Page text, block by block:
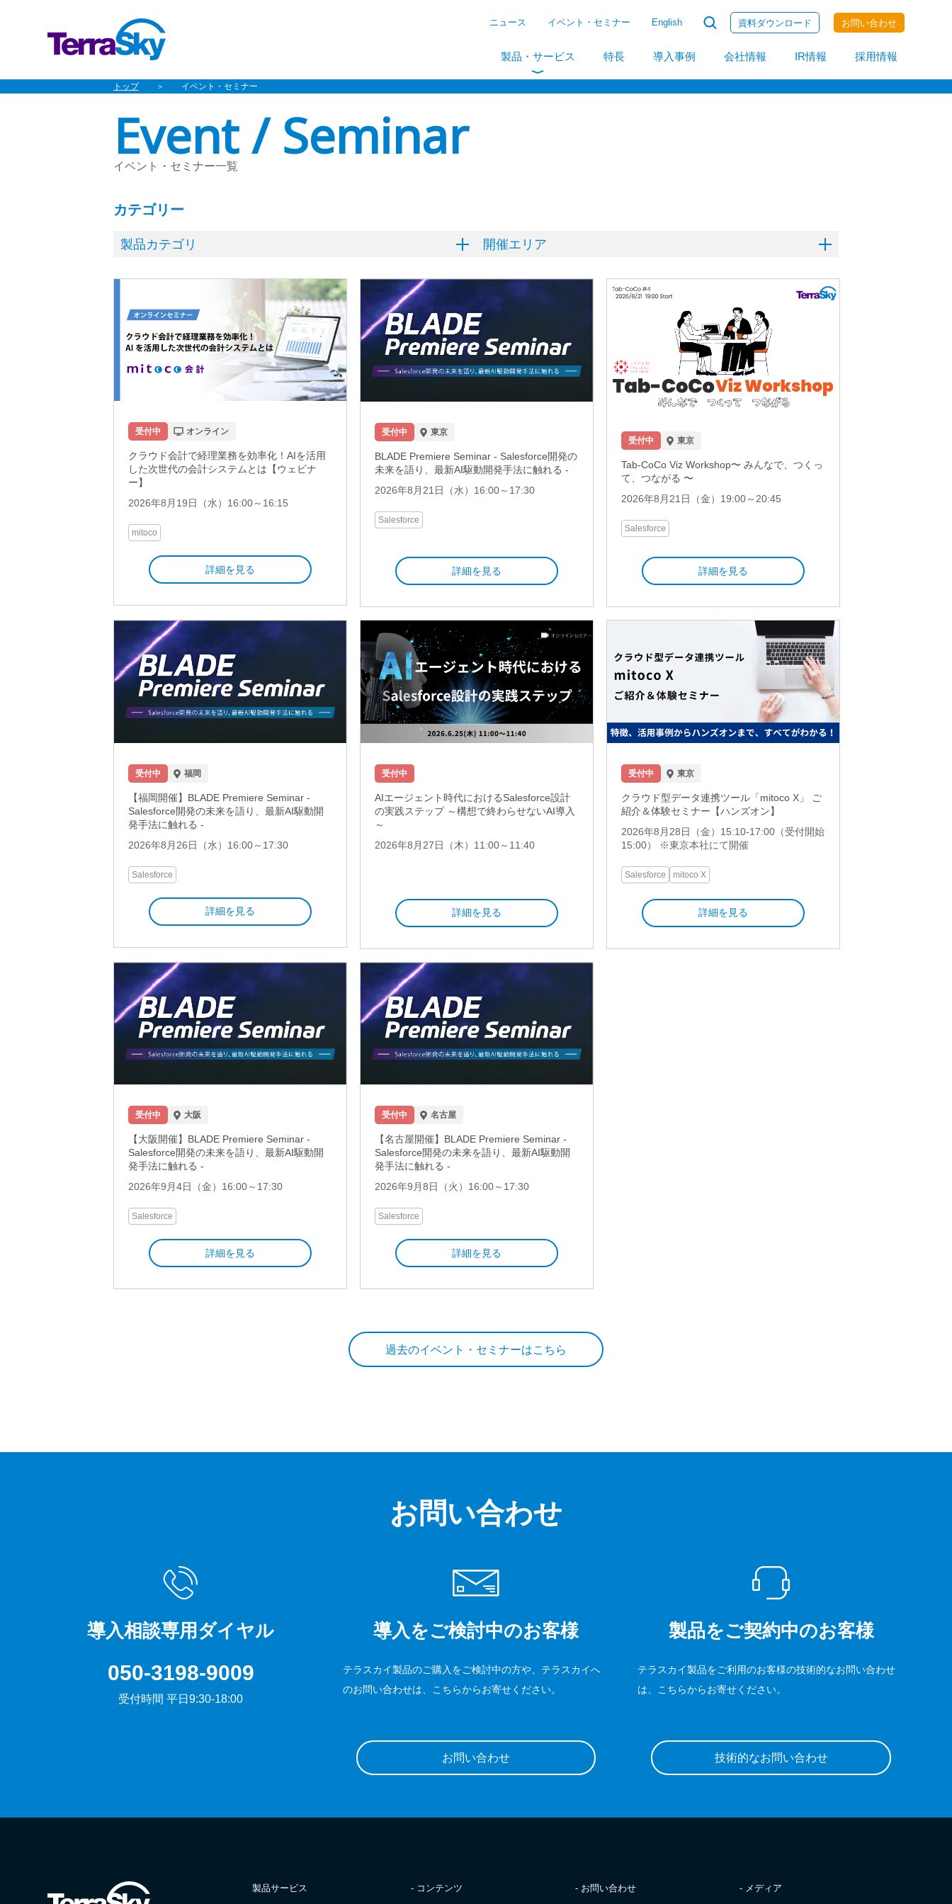
ニュース イベント・セミナー English 資料ダウンロード お問い合わせ
製品・サービス 特長 導入事例 会社情報 IR情報 採用情報
invoiceAgent
トップ イベント・セミナー
Event / Seminar
イベント・セミナー一覧
カテゴリー
製品カテゴリ 開催エリア
内製化支援ソリューション Flosum mitoco Salesforce SkyVisualEditor mitoco X
コンタクトセンター
福岡 ハイブリッド
受付中 オンライン
クラウド会計で経理業務を効率化！AIを活用
した次世代の会計システムとは【ウェビナ
ー】
2026年8月19日（水）16:00～16:15
mitoco
詳細を見る
受付中 東京
BLADE Premiere Seminar - Salesforce開発の
未来を語り、最新AI駆動開発手法に触れる -
2026年8月21日（水）16:00～17:30
Salesforce
詳細を見る
受付中 東京
Tab-CoCo Viz Workshop〜 みんなで、つくっ
て、つながる 〜
2026年8月21日（金）19:00～20:45
Salesforce
詳細を見る
受付中 福岡
【福岡開催】BLADE Premiere Seminar -
Salesforce開発の未来を語り、最新AI駆動開
発手法に触れる -
2026年8月26日（水）16:00～17:30
Salesforce
詳細を見る
受付中
AIエージェント時代におけるSalesforce設計
の実践ステップ ～構想で終わらせないAI導入
～
2026年8月27日（木）11:00～11:40
詳細を見る
受付中 東京
クラウド型データ連携ツール「mitoco X」 ご
紹介＆体験セミナー【ハンズオン】
2026年8月28日（金）15:10-17:00（受付開始
15:00） ※東京本社にて開催
Salesforce mitoco X
詳細を見る
受付中 大阪
【大阪開催】BLADE Premiere Seminar -
Salesforce開発の未来を語り、最新AI駆動開
発手法に触れる -
2026年9月4日（金）16:00～17:30
Salesforce
詳細を見る
受付中 名古屋
【名古屋開催】BLADE Premiere Seminar -
Salesforce開発の未来を語り、最新AI駆動開
発手法に触れる -
2026年9月8日（火）16:00～17:30
Salesforce
詳細を見る
過去のイベント・セミナーはこちら
お問い合わせ
導入相談専用ダイヤル
050-3198-9009
受付時間 平日9:30-18:00
導入をご検討中のお客様
テラスカイ製品のご購入をご検討中の方や、テラスカイへ
のお問い合わせは、こちらからお寄せください。
お問い合わせ
製品をご契約中のお客様
テラスカイ製品をご利用のお客様の技術的なお問い合わせ
は、こちらからお寄せください。
技術的なお問い合わせ
製品サービス - コンテンツ - お問い合わせ - メディア